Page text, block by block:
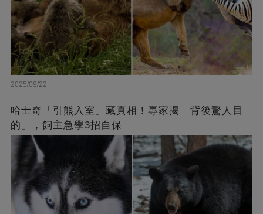
2025/09/22
哈士奇「引熊入室」藏真相！專家揭「背後驚人目
的」，飼主急學3招自保